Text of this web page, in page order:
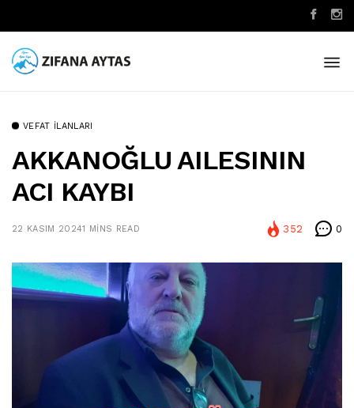
VEFAT İLANLARI
AKKANOĞLU AILESININ
ACI KAYBI
22 KASIM 20241 MINS READ 352 0